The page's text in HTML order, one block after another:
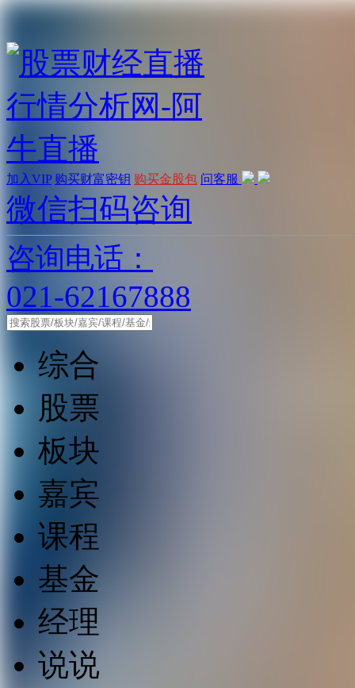
加入VIP 购买财富密钥 购买金股包 问客服
微信扫码咨询
咨询电话：
021-62167888
综合
股票
板块
嘉宾
课程
基金
经理
说说